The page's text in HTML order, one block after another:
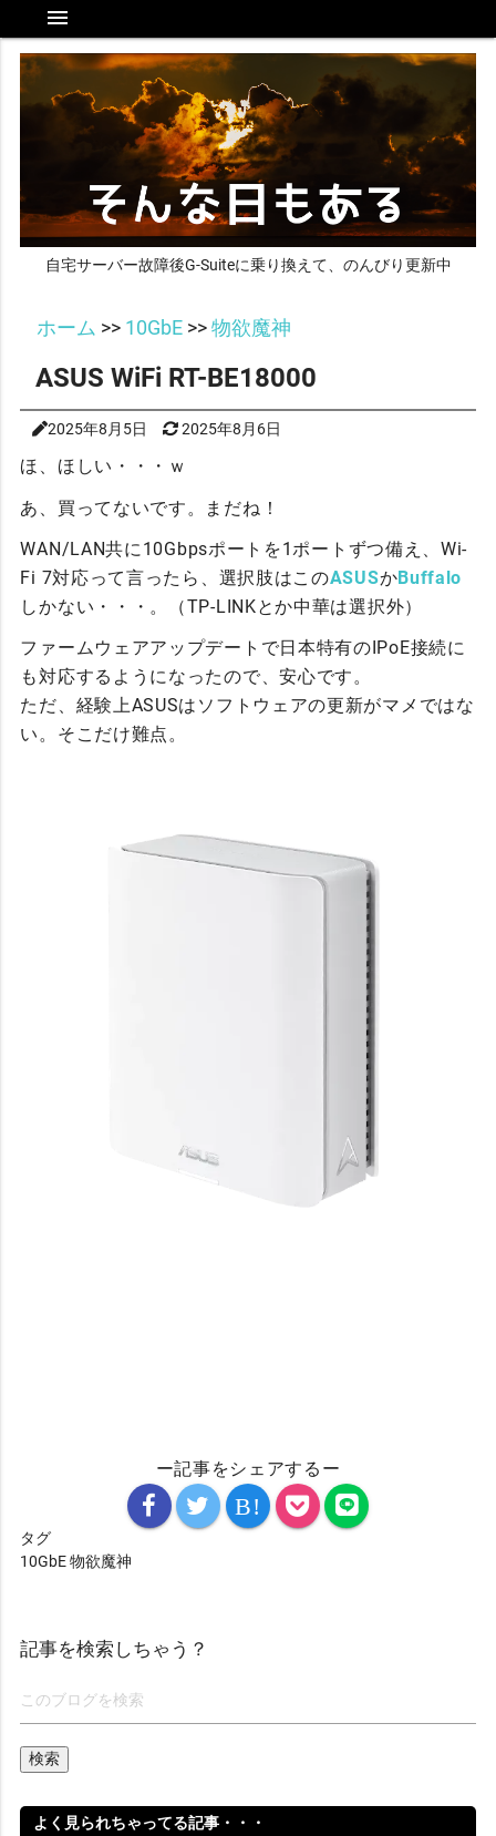
menu
自宅サーバー故障後G-Suiteに乗り換えて、のんびり更新中
ホーム >> 10GbE >>物欲魔神
ASUS WiFi RT-BE18000
2025年8月5日 2025年8月6日
ほ、ほしい・・・ｗ
あ、買ってないです。まだね！
WAN/LAN共に10Gbpsポートを1ポートずつ備え、Wi-
Fi 7対応って言ったら、選択肢はこのASUSかBuffalo
しかない・・・。（TP-LINKとか中華は選択外）
ファームウェアアップデートで日本特有のIPoE接続に
も対応するようになったので、安心です。
ただ、経験上ASUSはソフトウェアの更新がマメではな
い。そこだけ難点。
ー記事をシェアするー
B!
タグ
10GbE物欲魔神
記事を検索しちゃう？
よく見られちゃってる記事・・・